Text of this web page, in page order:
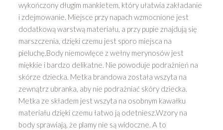
wykończony długim mankietem, który ułatwia zakładanie
i zdejmowanie. Miejsce przy napach wzmocnione jest
dodatkową warstwą materiału, a przy pupie znajdują się
marszczenia, dzięki czemu jest sporo miejsca na
pieluchę.Body niemowlęce z wełny merynosów jest
miękkie i bardzo delikatne. Nie powoduje podrażnień na
skórze dziecka. Metka brandowa została wszyta na
zewnątrz ubranka, aby nie podrażniać skóry dziecka.
Metka ze składem jest wszyta na osobnym kawałku
materiału dzięki czemu łatwo ją odetniesz.Wzory na
body sprawiają, że plamy nie są widoczne. A to